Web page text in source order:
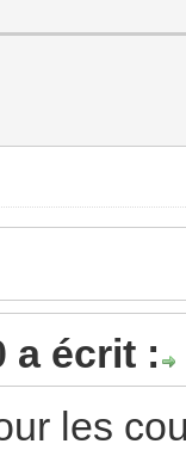
a écrit :
les